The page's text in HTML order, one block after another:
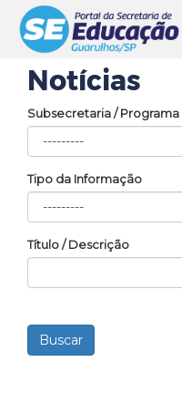
Notícias
Subsecretaria / Programa
Tipo da Informação
Título / Descrição